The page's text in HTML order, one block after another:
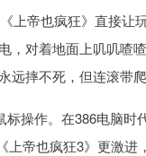
上帝也疯狂》直接让
对着地面上叽叽喳
摔不死，但连滚带爬
操作。在386电脑
上帝也疯狂3》更激